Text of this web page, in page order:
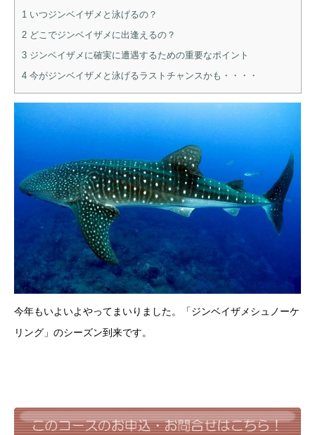
1 いつジンベイザメと泳げるの？
2 どこでジンベイザメに出逢えるの？
3 ジンベイザメに確実に遭遇するための重要なポイント
4 今がジンベイザメと泳げるラストチャンスかも・・・・
今年もいよいよやってまいりました。「ジンベイザメシュノーケ
リング」のシーズン到来です。